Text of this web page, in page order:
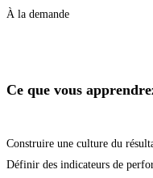
À la demande
Ce que vous
Construire une culture du
Définir des indicateurs de